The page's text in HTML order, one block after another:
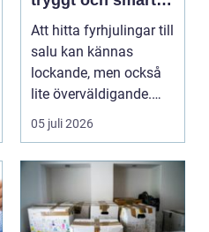
köp
Att hitta fyrhjulingar till
salu kan kännas
lockande, men också
lite överväldigande.
Utbudet är stor...
05 juli 2026